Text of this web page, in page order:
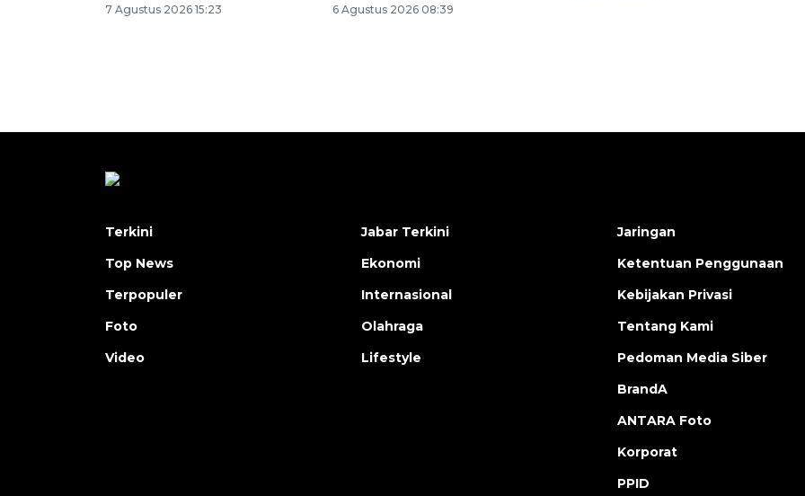
7 Agustus 2026 15:23 6 Agustus 2026 08:39
Terkini
Top News
Terpopuler
Foto
Video
Jabar Terkini
Ekonomi
Internasional
Olahraga
Lifestyle
Jaringan
Ketentuan Penggunaan
Kebijakan Privasi
Tentang Kami
Pedoman Media Siber
BrandA
ANTARA Foto
Korporat
PPID